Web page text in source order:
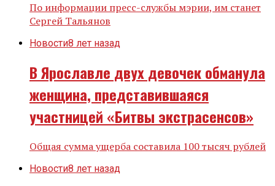
По информации пресс-службы мэрии, им станет
Сергей Тальянов
Новости8 лет назад
В Ярославле двух девочек обманула
женщина, представившаяся
участницей «Битвы экстрасенсов»
Общая сумма ущерба составила 100 тысяч рублей
Новости8 лет назад